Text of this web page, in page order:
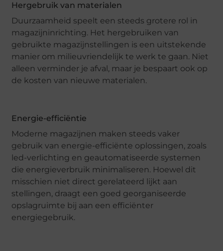
Hergebruik van materialen
Duurzaamheid speelt een steeds grotere rol in
magazijninrichting. Het hergebruiken van
gebruikte magazijnstellingen is een uitstekende
manier om milieuvriendelijk te werk te gaan. Niet
alleen verminder je afval, maar je bespaart ook op
de kosten van nieuwe materialen.
Energie-efficiëntie
Moderne magazijnen maken steeds vaker
gebruik van energie-efficiënte oplossingen, zoals
led-verlichting en geautomatiseerde systemen
die energieverbruik minimaliseren. Hoewel dit
misschien niet direct gerelateerd lijkt aan
stellingen, draagt een goed georganiseerde
opslagruimte bij aan een efficiënter
energiegebruik.